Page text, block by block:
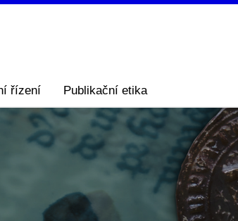
řízení Publikační etika